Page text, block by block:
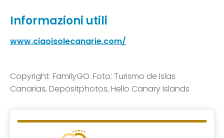
Informazioni utili
www.ciaoisolecanarie.com/
Copyright: FamilyGO. Foto: Turismo de Islas
Canarias, Depositphotos, Hello Canary Islands